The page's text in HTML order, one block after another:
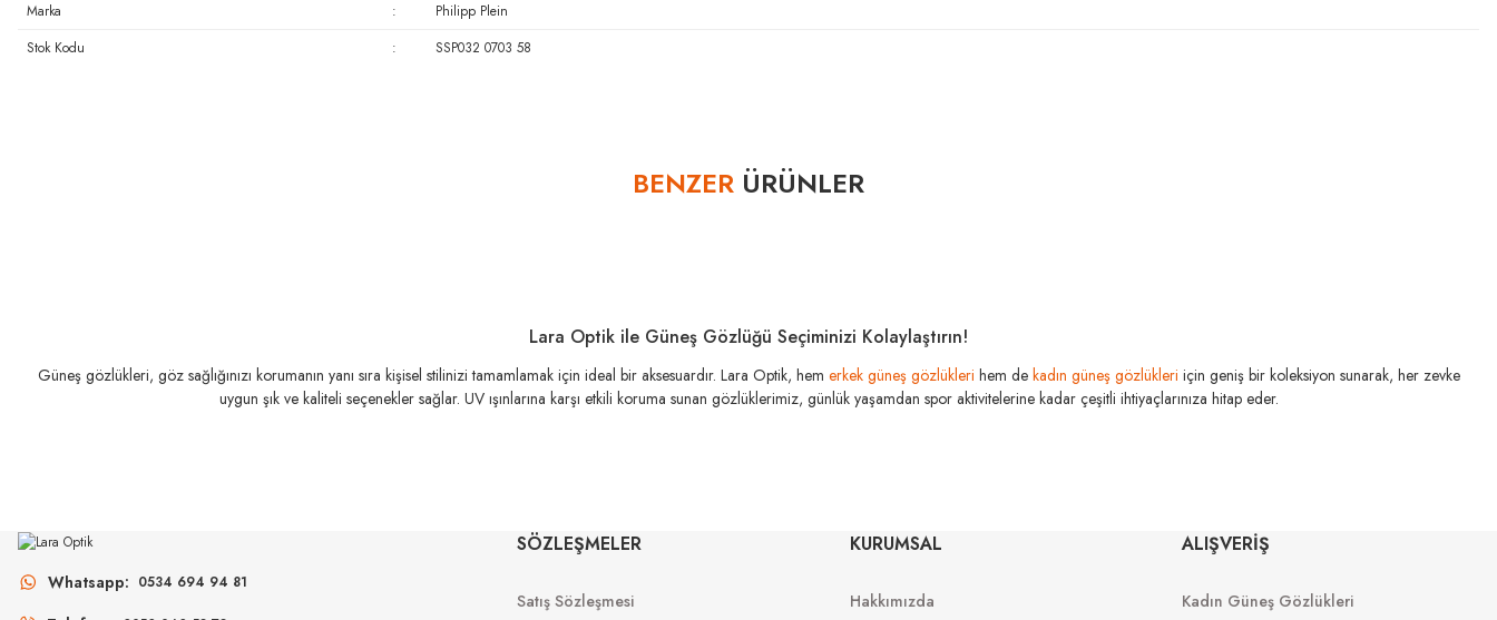
Marka
:
Philipp Plein
Stok Kodu
: SSP032 0703 58
BENZER ÜRÜNLER
MU 04ZS 1AB5S0 50 MU 54YS 5AK30B 80
Lara Optik ile Güneş Gözlüğü Seçiminizi Kolaylaştırın!
Güneş gözlükleri, göz sağlığınızı korumanın yanı sıra kişisel stilinizi tamamlamak için ideal bir aksesuardır. Lara Optik, hem erkek güneş gözlükleri hem de kadın güneş gözlükleri için geniş bir koleksiyon sunarak, her zevke
uygun şık ve kaliteli seçenekler sağlar. UV ışınlarına karşı etkili koruma sunan gözlüklerimiz, günlük yaşamdan spor aktivitelerine kadar çeşitli ihtiyaçlarınıza hitap eder.
Whatsapp: 0534 694 94 81
SÖZLEŞMELER
Satış Sözleşmesi
KURUMSAL
Hakkımızda
ALIŞVERİŞ
Kadın Güneş Gözlükleri